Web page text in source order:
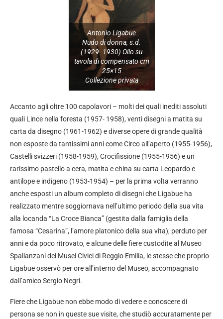
Antonio Ligabue
Nudo di donna, s.d.
(1929- 1930) Olio su
tavola di compensato cm
25×15
Collezione privata
Accanto agli oltre 100 capolavori – molti dei quali inediti assoluti
quali Lince nella foresta (1957- 1958), venti disegni a matita su
carta da disegno (1961-1962) e diverse opere di grande qualità
non esposte da tantissimi anni come Circo all’aperto (1955-1956),
Castelli svizzeri (1958-1959), Crocifissione (1955-1956) e un
rarissimo pastello a cera, matita e china su carta Leopardo e
antilope e indigeno (1953-1954) – per la prima volta verranno
anche esposti un album completo di disegni che Ligabue ha
realizzato mentre soggiornava nell’ultimo periodo della sua vita
alla locanda “La Croce Bianca” (gestita dalla famiglia della
famosa “Cesarina”, l’amore platonico della sua vita), perduto per
anni e da poco ritrovato, e alcune delle fiere custodite al Museo
Spallanzani dei Musei Civici di Reggio Emilia, le stesse che proprio
Ligabue osservò per ore all’interno del Museo, accompagnato
dall’amico Sergio Negri.
Fiere che Ligabue non ebbe modo di vedere e conoscere di
persona se non in queste sue visite, che studiò accuratamente per